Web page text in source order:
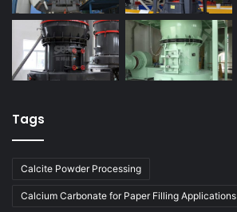
Tags
Calcite Powder Processing
Calcium Carbonate for Paper Filling Applications